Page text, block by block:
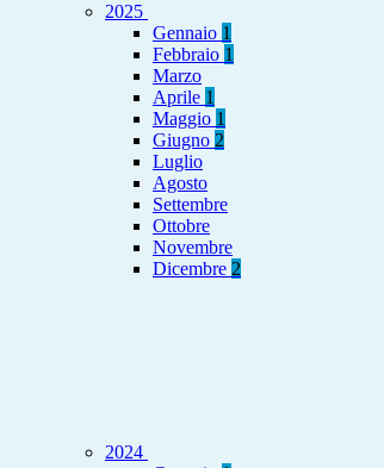
2025
Gennaio 1
Febbraio 1
Marzo
Aprile 1
Maggio 1
Giugno 2
Luglio
Agosto
Settembre
Ottobre
Novembre
Dicembre 2
2024